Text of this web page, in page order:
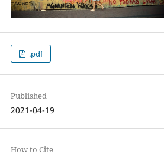
.pdf
Published
2021-04-19
How to Cite